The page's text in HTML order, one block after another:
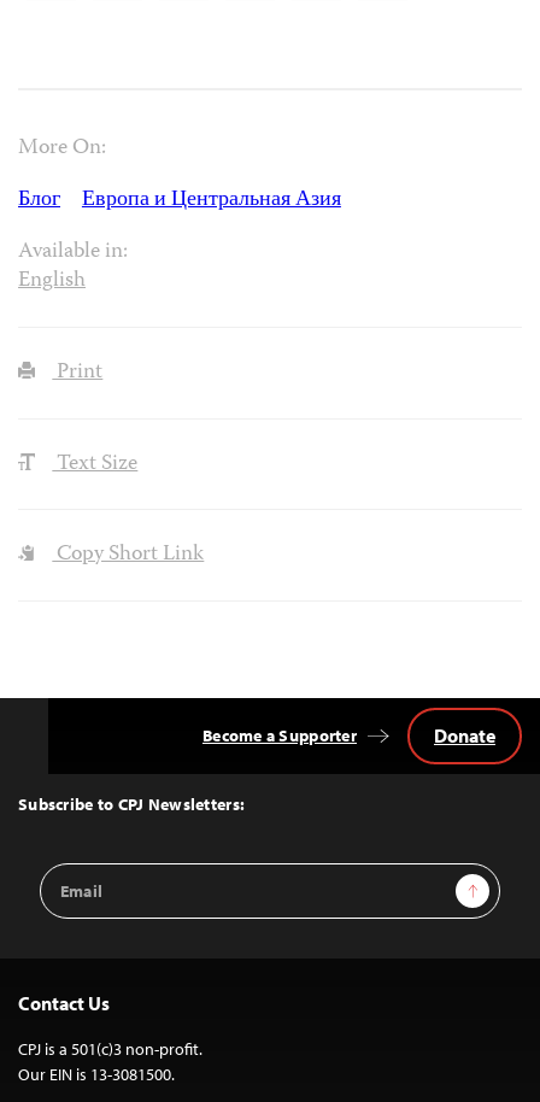
More On:
Блог
Европа и Центральная Азия
Available in:
English
Print
Text Size
Copy Short Link
Top
Subscribe to CPJ Newsletters:
Email
Address
Sign Up
Become a Supporter Donate
Contact Us
CPJ is a 501(c)3 non-profit.
Our EIN is 13-3081500.